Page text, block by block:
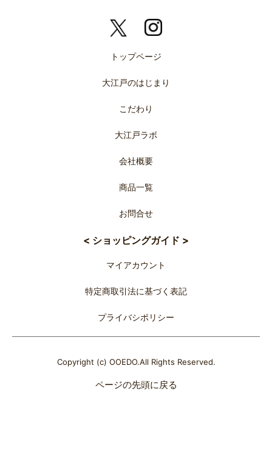
トップページ
大江戸のはじまり
こだわり
大江戸ラボ
会社概要
商品一覧
お問合せ
< ショッピングガイド >
マイアカウント
特定商取引法に基づく表記
プライバシポリシー
Copyright (c) OOEDO.All Rights Reserved.
ページの先頭に戻る